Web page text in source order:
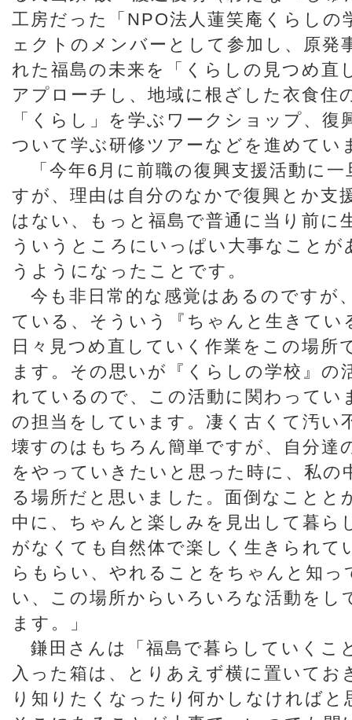
工房だった「NPO法人蓮笑庵くらしの
ェクトのメンバーとして参加し、原発
れた福島の未来を「くらしの見つめ直
アプローチし、地域に根ざした衣食住
「くらし」を学ぶワークショップ、復
ついて学ぶ研修ツアーなどを進めてい
「今年6月に前職の復興支援活動に
すが、理由は自分のなかで復興とか支
はない、もっと福島で普通に当り前に
ういうところにいっぱい大事なこと
うようになったことです。
今も非日常的な感覚はあるのですが
ている、そういう『ちゃんと生きてい
日々見つめ直していく作業をこの場所
ます。その思いが『くらしの学校』の
れているので、この活動に関わってい
の担当をしています。凄く古くて汚い
壊すのはもちろん簡単ですが、自分達
をやっていきたいと思った時に、私の
る場所だと思いました。面倒なことと
中に、ちゃんと楽しみを見出して暮ら
がなくても自然体で楽しく生きられて
らもらい、やれることをちゃんと知
い、この場所からいろいろな活動をし
ます。」
鎌田さんは「福島で暮らしていくこ
入った箱は、とりあえず横に置いてお
り知りたくなったり何かしなければと